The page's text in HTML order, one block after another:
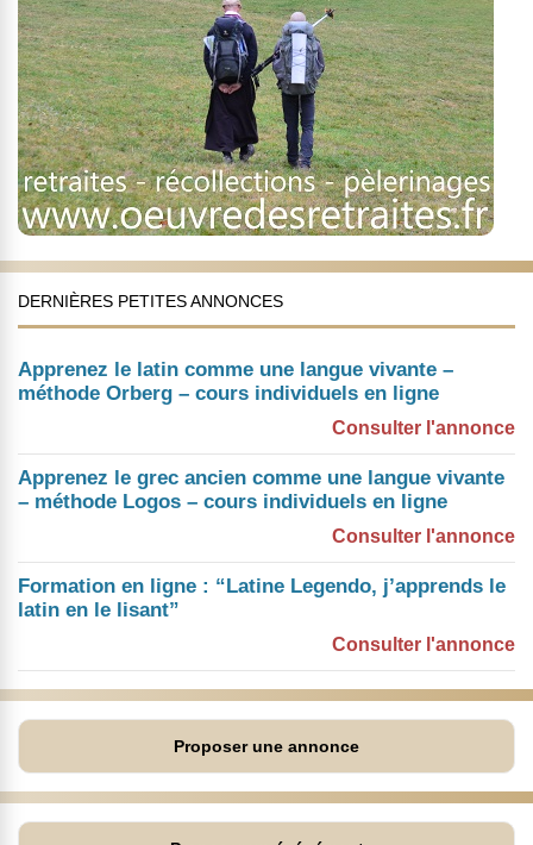
DERNIÈRES PETITES ANNONCES
Apprenez le latin comme une langue vivante –
méthode Orberg – cours individuels en ligne
Consulter l'annonce
Apprenez le grec ancien comme une langue vivante
– méthode Logos – cours individuels en ligne
Consulter l'annonce
Formation en ligne : “Latine Legendo, j’apprends le
latin en le lisant”
Consulter l'annonce
Proposer une annonce